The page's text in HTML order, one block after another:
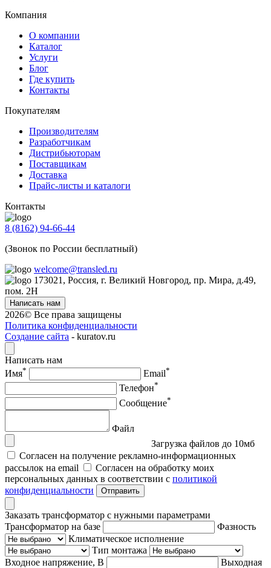
Компания
О компании
Каталог
Услуги
Блог
Где купить
Контакты
Покупателям
Производителям
Разработчикам
Дистрибьюторам
Поставщикам
Доставка
Прайс-листы и каталоги
Контакты
8 (8162) 94-66-44
(Звонок по России бесплатный)
welcome@transled.ru
173021, Россия, г. Великий Новгород, пр. Мира, д.49,
пом. 2Н
Написать нам
2026© Все права защищены
Политика конфиденциальности
Создание сайта - kuratov.ru
Написать нам
Имя* Email*
Телефон*
Сообщение*
Файл
Загрузка файлов до 10мб
Согласен на получение рекламно-информационных
рассылок на email
Согласен на обработку моих
персональных данных в соответствии с политикой
конфиденциальности
Отправить
Заказать трансформатор с нужными параметрами
Трансформатор на базе
Фазность
Климатическое исполнение
Тип монтажа
Входное напряжение, В
Выходная